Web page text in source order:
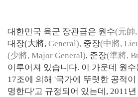
대한민국 육군 장관급은 원수(元帥
대장(大將, General), 중장(中將,
(少將, Major General), 준장(準將,
이루어져 있습니다. 이 가운데 원
17조에 의해 '국가에 뚜렷한 공적
명한다'고 규정되어 있는데, 2011